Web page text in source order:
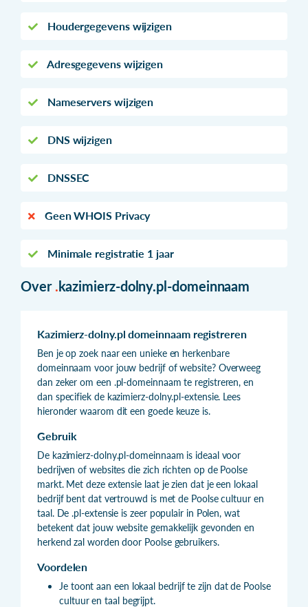
Houdergegevens wijzigen
Adresgegevens wijzigen
Nameservers wijzigen
DNS wijzigen
DNSSEC
Geen WHOIS Privacy
Minimale registratie 1 jaar
Over .kazimierz-dolny.pl-domeinnaam
Kazimierz-dolny.pl domeinnaam registreren
Ben je op zoek naar een unieke en herkenbare
domeinnaam voor jouw bedrijf of website? Overweeg
dan zeker om een .pl-domeinnaam te registreren, en
dan specifiek de kazimierz-dolny.pl-extensie. Lees
hieronder waarom dit een goede keuze is.
Gebruik
De kazimierz-dolny.pl-domeinnaam is ideaal voor
bedrijven of websites die zich richten op de Poolse
markt. Met deze extensie laat je zien dat je een lokaal
bedrijf bent dat vertrouwd is met de Poolse cultuur en
taal. De .pl-extensie is zeer populair in Polen, wat
betekent dat jouw website gemakkelijk gevonden en
herkend zal worden door Poolse gebruikers.
Voordelen
Je toont aan een lokaal bedrijf te zijn dat de Poolse
cultuur en taal begrijpt.